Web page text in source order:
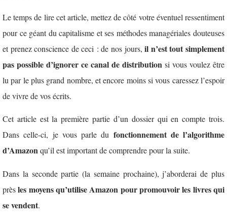
Le temps de lire cet article, mettez de côté votre éventuel ressentiment
pour ce géant du capitalisme et ses méthodes managériales douteuses
et prenez conscience de ceci : de nos jours,il n’est tout simplement
pas possible d’ignorer ce canal de distribution si vous voulez être
lu par le plus grand nombre, et encore moins si vous caressez l’espoir
de vivre de vos écrits.
Cet article est la première partie d’un dossier qui en compte trois.
Dans celle-ci, je vous parle du fonctionnement de l’algorithme
d’Amazonqu’il est important de comprendre pour la suite.
Dans la seconde partie (la semaine prochaine), j’aborderai de plus
prèsles moyensqu’utilise Amazon pour promouvoir les livres qui
se vendent.